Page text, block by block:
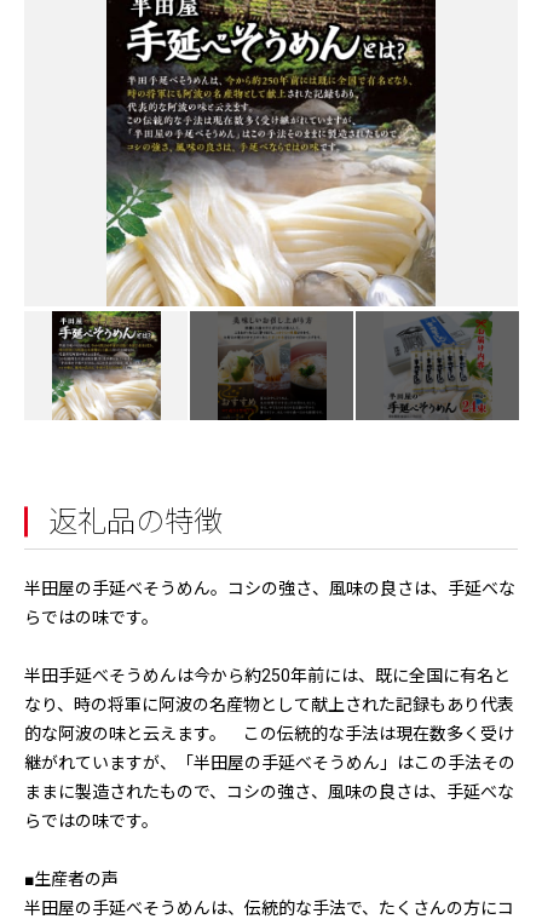
返礼品の特徴
半田屋の手延べそうめん。コシの強さ、風味の良さは、手延べな
らではの味です。
半田手延べそうめんは今から約250年前には、既に全国に有名と
なり、時の将軍に阿波の名産物として献上された記録もあり代表
的な阿波の味と云えます。 この伝統的な手法は現在数多く受け
継がれていますが、「半田屋の手延べそうめん」はこの手法その
ままに製造されたもので、コシの強さ、風味の良さは、手延べな
らではの味です。
■生産者の声
半田屋の手延べそうめんは、伝統的な手法で、たくさんの方にコ